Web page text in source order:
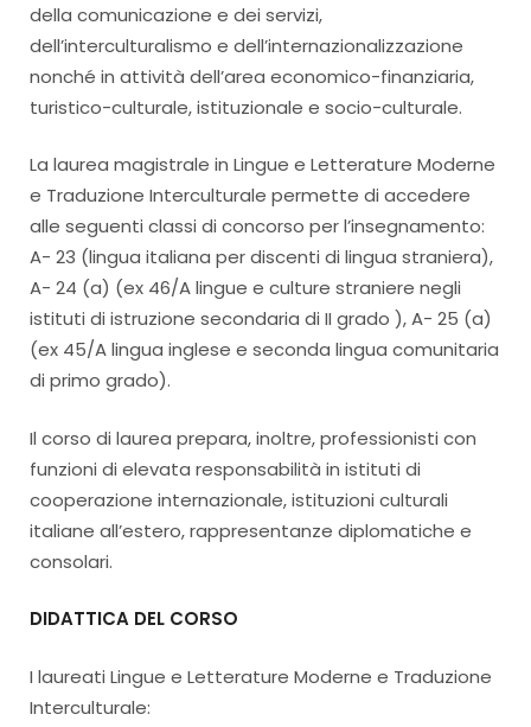
della comunicazione e dei servizi,
dell’interculturalismo e dell’internazionalizzazione
nonché in attività dell’area economico-finanziaria,
turistico-culturale, istituzionale e socio-culturale.
La laurea magistrale in Lingue e Letterature Moderne
e Traduzione Interculturale permette di accedere
alle seguenti classi di concorso per l’insegnamento:
A- 23 (lingua italiana per discenti di lingua straniera),
A- 24 (a) (ex 46/A lingue e culture straniere negli
istituti di istruzione secondaria di II grado ), A- 25 (a)
(ex 45/A lingua inglese e seconda lingua comunitaria
di primo grado).
Il corso di laurea prepara, inoltre, professionisti con
funzioni di elevata responsabilità in istituti di
cooperazione internazionale, istituzioni culturali
italiane all’estero, rappresentanze diplomatiche e
consolari.
DIDATTICA DEL CORSO
I laureati Lingue e Letterature Moderne e Traduzione
Interculturale: